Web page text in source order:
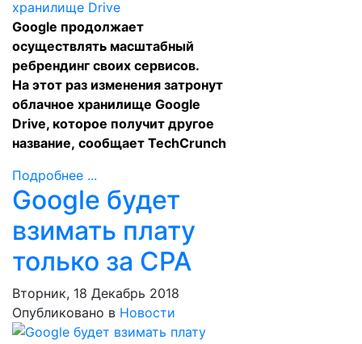
Google продолжает
осуществлять масштабный
ребрендинг своих сервисов.
На этот раз изменения затронут
облачное хранилище Google
Drive, которое получит другое
название, сообщает TechCrunch
Подробнее ...
Google будет
взимать плату
только за CPA
Вторник, 18 Декабрь 2018
Опубликовано в Новости